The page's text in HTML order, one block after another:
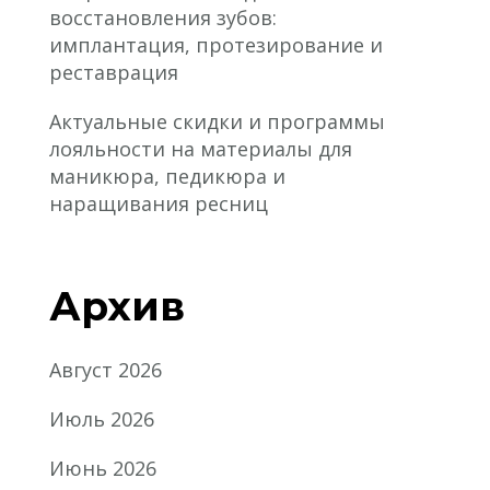
восстановления зубов:
имплантация, протезирование и
реставрация
Актуальные скидки и программы
лояльности на материалы для
маникюра, педикюра и
наращивания ресниц
Архив
Август 2026
Июль 2026
Июнь 2026